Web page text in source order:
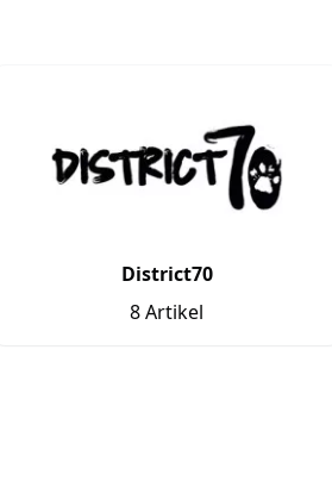
District70
8 Artikel